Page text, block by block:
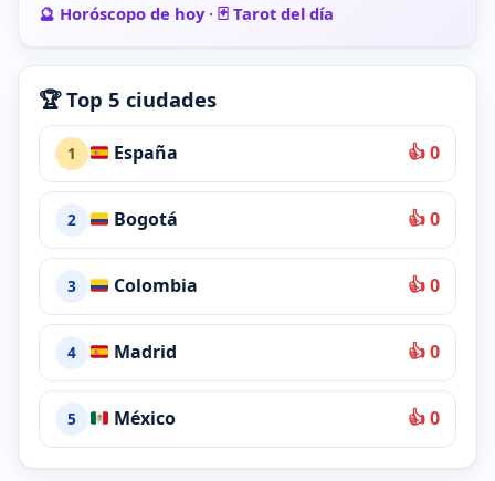
🔮 Horóscopo de hoy· 🃏 Tarot del día
🏆 Top 5 ciudades
1 España 👍 0
2 Bogotá 👍 0
3 Colombia 👍 0
4 Madrid 👍 0
5 México 👍 0